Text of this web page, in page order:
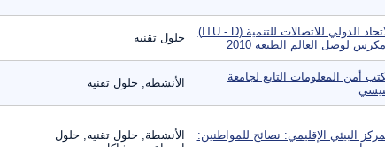
الاتحاد الدولي للاتصالات للتنمية (ITU - D)
لوصل العالم الطبعة 2010
حلول تقنيه
أمن المعلومات التابع لجامعة
الأنشطة, حلول تقنيه
البيئي الإقليمي: نصائح للمواطنين:
الأنشطة, حلول تقنيه, حلول